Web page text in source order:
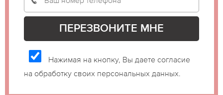
Нажимая на кнопку, Вы даете согласие
на обработку своих персональных данных.